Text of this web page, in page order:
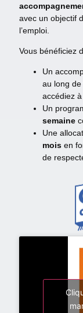
avec un objectif
l’emploi.
Vous bénéficiez
Un
au long
accédiez
Un
semaine
Une
mois en
de